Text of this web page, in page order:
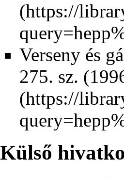
Verseny és
275. sz.
Külső